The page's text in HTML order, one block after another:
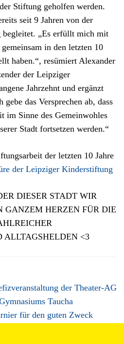
Stiftung geholfen werden.
seit 9 Jahren von der
„Es erfüllt mich mit
in den letzten 10
haben.“, resümiert Alexander
der Leipziger
Jahrzehnt und ergänzt
das Versprechen ab, dass
im Sinne des Gemeinwohles
Stadt fortsetzen werden.“
der letzten 10 Jahre
der Leipziger Kinderstiftung
DIESER STADT WIR
GANZEM HERZEN FÜR DIE
ALLTAGSHELDEN <3
der Theater-AG
Taucha
für den guten Zweck